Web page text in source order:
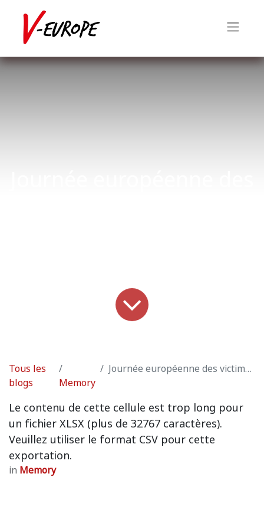
Tous les
blogs
Memory
Journée européenne des victimes du terrorisme
Le contenu de cette cellule est trop long pour
un fichier XLSX (plus de 32767 caractères).
Veuillez utiliser le format CSV pour cette
exportation.
in Memory